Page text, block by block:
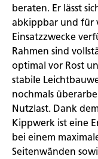
beraten. Er lässt
abkippbar und für
Einsatzzwecke
Rahmen sind
optimal vor Rost
stabile
nochmals
Nutzlast. Dank
Kippwerk ist eine
bei einem
Seitenwänden